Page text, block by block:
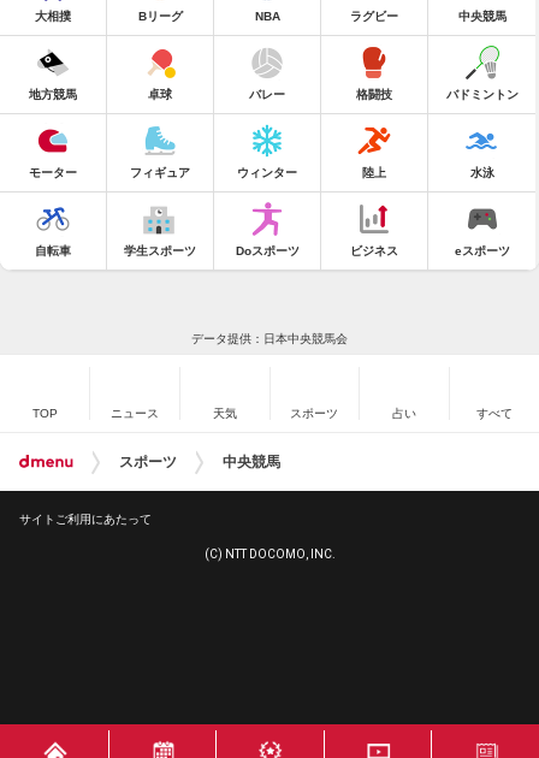
大相撲 Bリーグ NBA ラグビー 中央競馬
地方競馬 卓球 バレー 格闘技 バドミントン
モーター フィギュア ウィンター 陸上 水泳
自転車 学生スポーツ Doスポーツ ビジネス eスポーツ
データ提供：日本中央競馬会
TOP ニュース 天気 スポーツ 占い すべて
スポーツ 中央競馬
サイトご利用にあたって
(C) NTT DOCOMO, INC.